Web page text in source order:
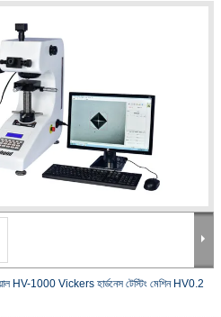
HV-1000 Vickers হার্ডনেস টেস্টিং মেশিন HV0.2